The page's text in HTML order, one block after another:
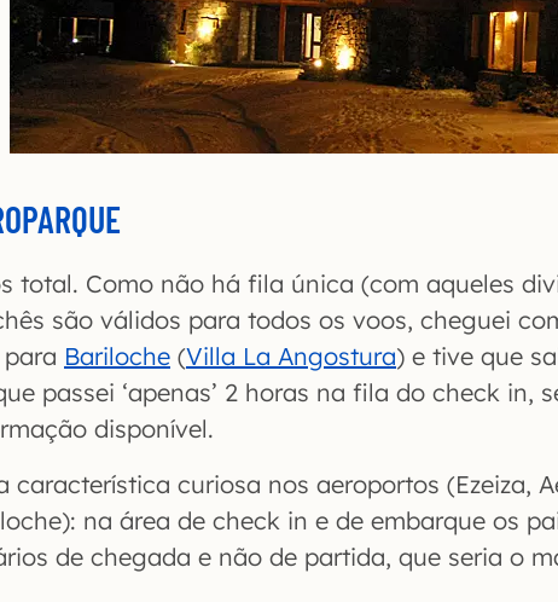
total. Como não há fila única (com aqueles
são válidos para todos os voos, cheguei
Bariloche (Villa La Angostura) e tive que
passei ‘apenas’ 2 horas na fila do check in,
disponível.
característica curiosa nos aeroportos (Ezeiza,
na área de check in e de embarque os
de chegada e não de partida, que seria o